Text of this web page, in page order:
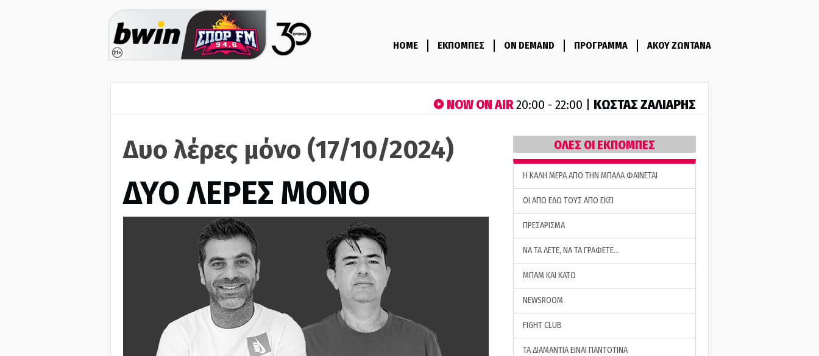
HOME ΕΚΠΟΜΠΕΣ ON DEMAND ΠΡΟΓΡΑΜΜΑ ΑΚΟΥ ΖΩΝΤΑΝΑ
NOW ON AIR20:00 - 22:00 | ΚΩΣΤΑΣ ΖΑΛΙΑΡΗΣ
Δυο λέρες μόνο (17/10/2024)
ΔΥΟ ΛΕΡΕΣ ΜΟΝΟ
ΟΛΕΣ ΟΙ ΕΚΠΟΜΠΕΣ
H ΚΑΛΗ ΜΕΡΑ ΑΠΟ ΤΗΝ ΜΠΑΛΑ ΦΑΙΝΕΤΑΙ
ΟΙ ΑΠΟ ΕΔΩ ΤΟΥΣ ΑΠΟ ΕΚΕΙ
ΠΡΕΣΑΡΙΣΜΑ
ΝΑ ΤΑ ΛΕΤΕ, ΝΑ ΤΑ ΓΡΑΦΕΤΕ…
ΜΠΑΜ ΚΑΙ ΚΑΤΩ
NEWSROOM
FIGHT CLUB
ΤΑ ΔΙΑΜΑΝΤΙΑ ΕΙΝΑΙ ΠΑΝΤΟΤΙΝΑ